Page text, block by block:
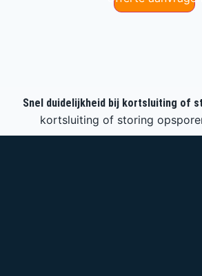
Snel duidelijkheid bij kortsluiting of
kortsluiting of storing